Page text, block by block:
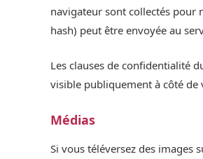
navigateur sont collectés pour
hash) peut être envoyée au
Les clauses de confidentialité
visible publiquement à côté de
Médias
Si vous téléversez des images